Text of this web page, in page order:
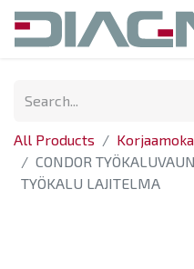
All Products
CONDOR
TYÖKALU LAJITELMA